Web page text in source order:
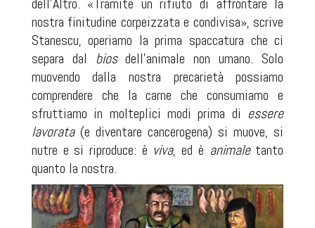
nostra finitudine corpeizzata e condivisa», scrive
Stanescu, operiamo la prima spaccatura che ci
separa dal biosdell’animale non umano. Solo
muovendo dalla nostra precarietà possiamo
comprendere che la carne che consumiamo e
sfruttiamo in molteplici modi prima di essere
lavorata(e diventare cancerogena) si muove, si
nutre e si riproduce: è viva, ed è animaletanto
quanto la nostra.